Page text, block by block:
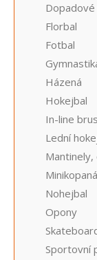
Florbal
Fotbal
Házená
Hokejbal
In-line
Lední
Minikopaná
Nohejbal
Opony
Sportovní